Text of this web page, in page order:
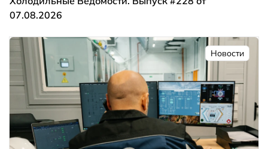
07.08.2026
Новости